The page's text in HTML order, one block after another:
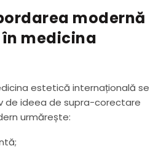
modernă
medicina
estetică internațională se
de ideea de supra-corectare
urmărește: